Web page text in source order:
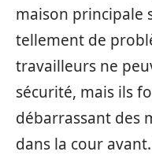
maison principale
tellement de
travailleurs ne
sécurité, mais ils
débarrassant des
dans la cour